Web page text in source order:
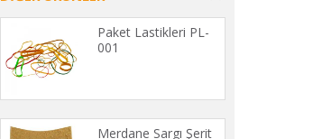
Paket Lastikleri PL-
001
Merdane Sargı Şerit